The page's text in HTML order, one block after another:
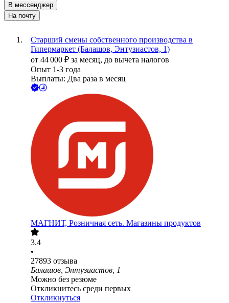
В мессенджер
На почту
Старший смены собственного производства в
Гипермаркет (Балашов, Энтузиастов, 1)
от 44 000 ₽ за месяц, до вычета налогов
Опыт 1-3 года
Выплаты: Два раза в месяц
МАГНИТ, Розничная сеть. Магазины продуктов
3.4
•
27893 отзыва
Балашов, Энтузиастов, 1
Можно без резюме
Откликнитесь среди первых
Откликнуться